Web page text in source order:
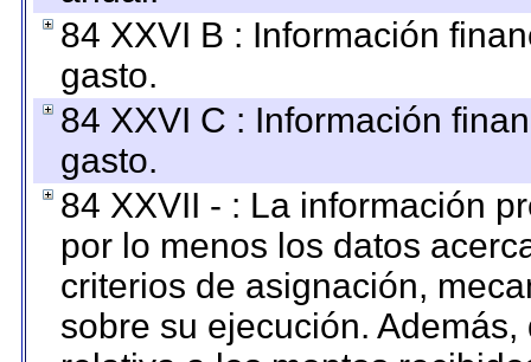
84 XXVI B : Información
gasto.
84 XXVI C : Información
gasto.
84 XXVII - : La información
por lo menos los datos
criterios de asignación,
sobre su ejecución.